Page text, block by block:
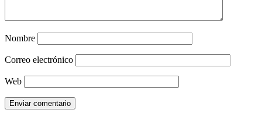
Nombre
Correo electrónico
Web